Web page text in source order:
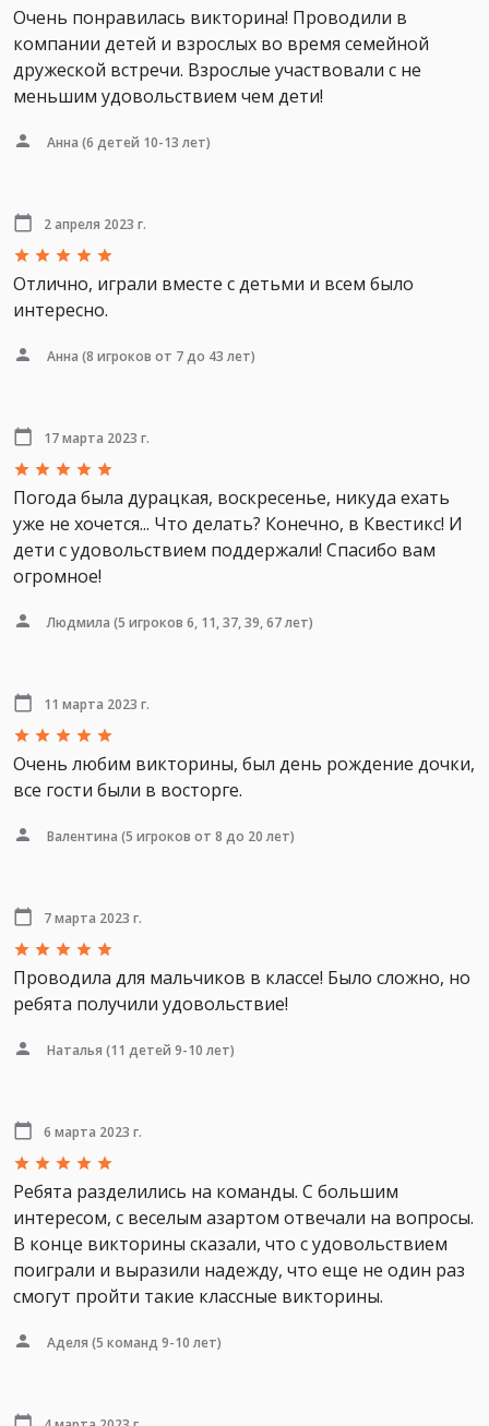
Очень понравилась викторина! Проводили в
компании детей и взрослых во время семейной
дружеской встречи. Взрослые участвовали с не
меньшим удовольствием чем дети!
Анна (6 детей 10-13 лет)
2 апреля 2023 г.
Отлично, играли вместе с детьми и всем было
интересно.
Анна (8 игроков от 7 до 43 лет)
17 марта 2023 г.
Погода была дурацкая, воскресенье, никуда ехать
уже не хочется... Что делать? Конечно, в Квестикс! И
дети с удовольствием поддержали! Спасибо вам
огромное!
Людмила (5 игроков 6, 11, 37, 39, 67 лет)
11 марта 2023 г.
Очень любим викторины, был день рождение дочки,
все гости были в восторге.
Валентина (5 игроков от 8 до 20 лет)
7 марта 2023 г.
Проводила для мальчиков в классе! Было сложно, но
ребята получили удовольствие!
Наталья (11 детей 9-10 лет)
6 марта 2023 г.
Ребята разделились на команды. С большим
интересом, с веселым азартом отвечали на вопросы.
В конце викторины сказали, что с удовольствием
поиграли и выразили надежду, что еще не один раз
смогут пройти такие классные викторины.
Аделя (5 команд 9-10 лет)